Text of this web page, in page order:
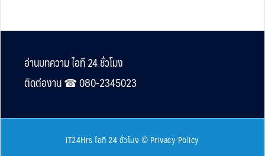
Footer
อ่านบทความ ไอที 24 ชั่วโมง
ติดต่องาน ☎︎ 080-2345023
iT24Hrs ไอที 24 ชั่วโมง © Privacy Policy